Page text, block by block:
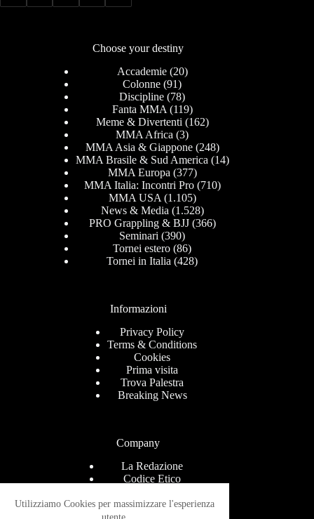
Utilizziamo Cookies per massimizzare l'esperienza
Choose your destiny
Accademie(20)
Colonne (91)
Discipline (78)
Fanta MMA (119)
Meme & Divertenti (162)
MMA Africa (3)
MMA Asia & Giappone(248)
MMA Brasile & Sud America (14)
MMA Europa (377)
MMA Italia: Incontri Pro(710)
MMA USA (1.105)
News & Media (1.528)
PRO Grappling & BJJ(366)
Seminari (390)
Tornei estero (86)
Tornei in Italia (428)
Informazioni
Privacy Policy
Terms & Conditions
Cookies
Prima visita
Trova Palestra
Breaking News
Company
La Redazione
Codice Etico
Help Center